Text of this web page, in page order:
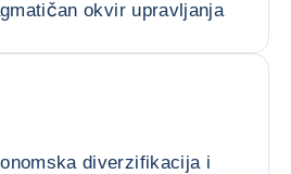
okvir upravljanja
diverzifikacija i